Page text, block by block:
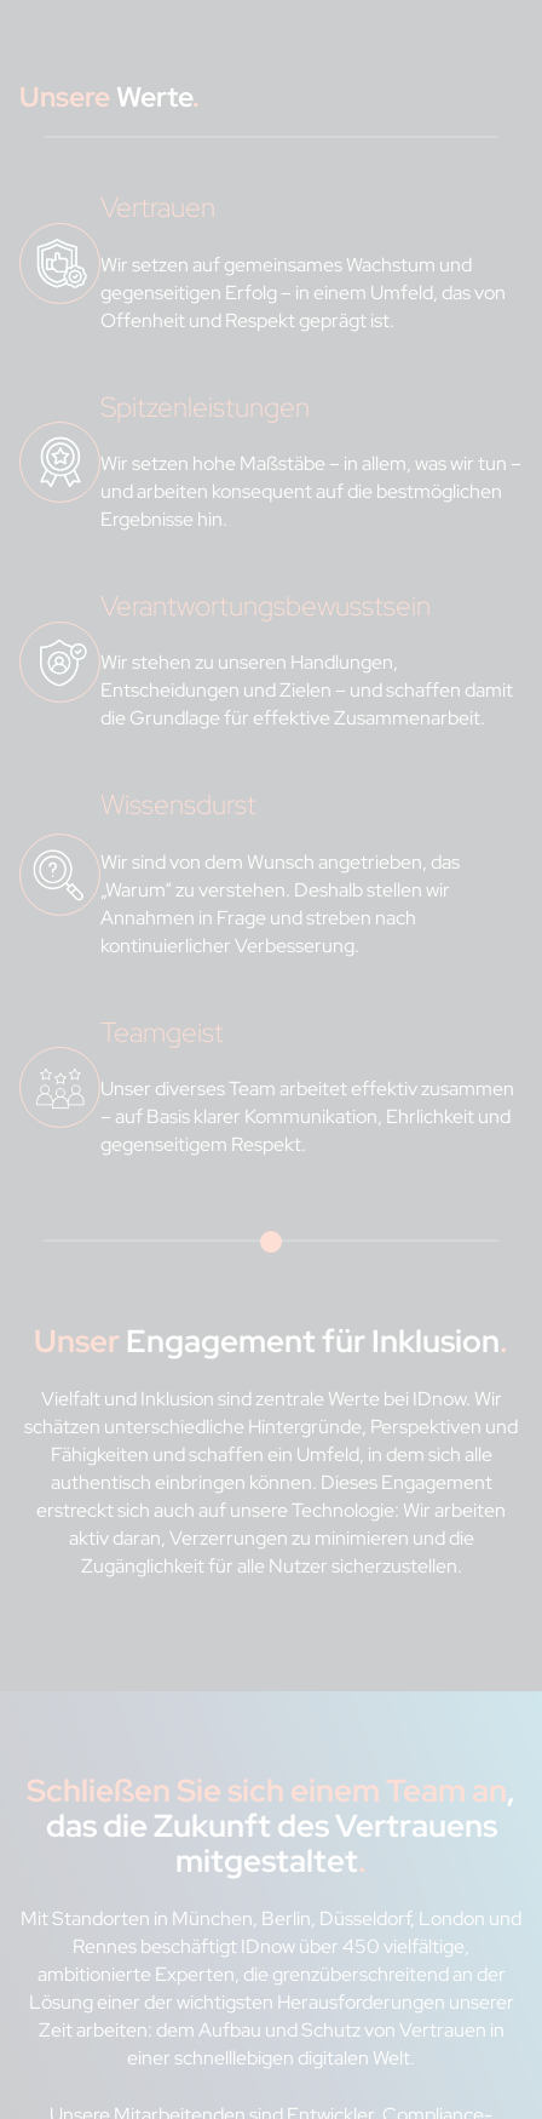
UnsereWerte.
Vertrauen
Wir setzen auf gemeinsames Wachstum und
gegenseitigen Erfolg – in einem Umfeld, das von
Offenheit und Respekt geprägt ist.
Spitzenleistungen
Wir setzen hohe Maßstäbe – in allem, was wir tun –
und arbeiten konsequent auf die bestmöglichen
Ergebnisse hin.
Verantwortungsbewusstsein
Wir stehen zu unseren Handlungen,
Entscheidungen und Zielen – und schaffen damit
die Grundlage für effektive Zusammenarbeit.
Wissensdurst
Wir sind von dem Wunsch angetrieben, das
„Warum“ zu verstehen. Deshalb stellen wir
Annahmen in Frage und streben nach
kontinuierlicher Verbesserung.
Teamgeist
Unser diverses Team arbeitet effektiv zusammen
– auf Basis klarer Kommunikation, Ehrlichkeit und
gegenseitigem Respekt.
Unser Engagement für Inklusion.
Vielfalt und Inklusion sind zentrale Werte bei IDnow. Wir
schätzen unterschiedliche Hintergründe, Perspektiven und
Fähigkeiten und schaffen ein Umfeld, in dem sich alle
authentisch einbringen können. Dieses Engagement
erstreckt sich auch auf unsere Technologie: Wir arbeiten
aktiv daran, Verzerrungen zu minimieren und die
Zugänglichkeit für alle Nutzer sicherzustellen.
Schließen Sie sich einem Team an,
das die Zukunft des Vertrauens
mitgestaltet.
Mit Standorten in München, Berlin, Düsseldorf, London und
Rennes beschäftigt IDnow über 450 vielfältige,
ambitionierte Experten, die grenzüberschreitend an der
Lösung einer der wichtigsten Herausforderungen unserer
Zeit arbeiten: dem Aufbau und Schutz von Vertrauen in
einer schnelllebigen digitalen Welt.